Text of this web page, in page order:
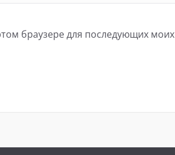
браузере для последующих моих